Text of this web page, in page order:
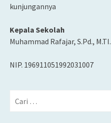
kunjungannya
Kepala Sekolah
Muhammad Rafajar, S.Pd., M.TI.
NIP. 196911051992031007